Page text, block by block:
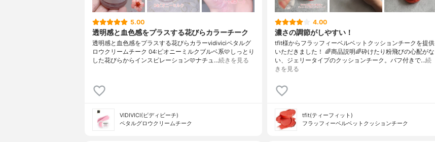
5.00
透明感と血色感をプラスする花びらカラーチーク
透明感と血色感をプラスする花びらカラーvidiviciペタルグ
ロウクリームチーク 04:ピオニーミルクブルベ系🩷しっとり
した花びらからインスピレーション🩷ナチュ…続きを見る
VIDIVICI(ビディビーチ)
ペタルグロウクリームチーク
4.00
濃さの調節がしやすい！
tfit様からフラッフィーベルベットクッションチークを提供
いただきました！ 🌈商品説明🌈砕けたり粉飛びの心配がな
い、ジェリータイプのクッションチーク。バフ付きで…続
きを見る
tfit(ティーフィット)
フラッフィーベルベットクッションチーク